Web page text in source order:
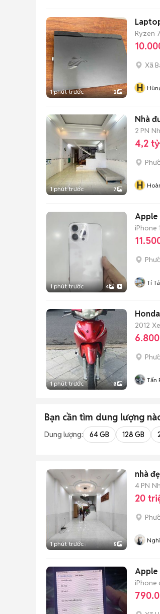
1 phút trước 2
Ryzen 7
Xã
H
1 phút trước 7
Nhà
2 PN
4,2 tỷ
H
1 phút trước 4
Apple
iPhone
Tí
1 phút trước 8
2012
Tấn
Bạn cần tìm dung lượng
Dung lượng: 64 GB 128 GB
1 phút trước 5
nhà
4 PN
20
Apple
iPhone